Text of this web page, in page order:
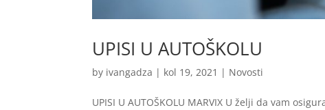
UPISI U AUTOŠKOLU
by ivangadza | kol 19, 2021 | Novosti
UPISI U AUTOŠKOLU MARVIX U želji da vam